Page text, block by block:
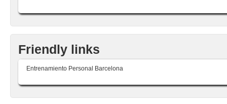
Friendly links
Entrenamiento Personal Barcelona